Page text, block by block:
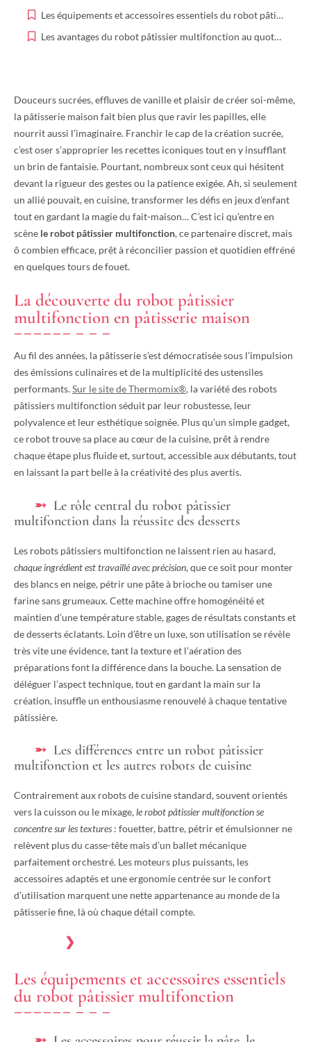
Les équipements et accessoires essentiels du robot pâtissier multifonction
Les avantages du robot pâtissier multifonction au quotidien
Douceurs sucrées, effluves de vanille et plaisir de créer soi-même,
la pâtisserie maison fait bien plus que ravir les papilles, elle
nourrit aussi l’imaginaire. Franchir le cap de la création sucrée,
c’est oser s’approprier les recettes iconiques tout en y insufflant
un brin de fantaisie. Pourtant, nombreux sont ceux qui hésitent
devant la rigueur des gestes ou la patience exigée. Ah, si seulement
un allié pouvait, en cuisine, transformer les défis en jeux d’enfant
tout en gardant la magie du fait-maison… C’est ici qu’entre en
scène le robot pâtissier multifonction, ce partenaire discret, mais
ô combien efficace, prêt à réconcilier passion et quotidien effréné
en quelques tours de fouet.
La découverte du robot pâtissier
multifonction en pâtisserie maison
Au fil des années, la pâtisserie s’est démocratisée sous l’impulsion
des émissions culinaires et de la multiplicité des ustensiles
performants.Sur le site de Thermomix®, la variété des robots
pâtissiers multifonction séduit par leur robustesse, leur
polyvalence et leur esthétique soignée. Plus qu’un simple gadget,
ce robot trouve sa place au cœur de la cuisine, prêt à rendre
chaque étape plus fluide et, surtout, accessible aux débutants, tout
en laissant la part belle à la créativité des plus avertis.
Le rôle central du robot pâtissier
multifonction dans la réussite des desserts
Les robots pâtissiers multifonction ne laissent rien au hasard,
chaque ingrédient est travaillé avec précision, que ce soit pour monter
des blancs en neige, pétrir une pâte à brioche ou tamiser une
farine sans grumeaux. Cette machine offre homogénéité et
maintien d’une température stable, gages de résultats constants et
de desserts éclatants. Loin d’être un luxe, son utilisation se révèle
très vite une évidence, tant la texture et l’aération des
préparations font la différence dans la bouche. La sensation de
déléguer l’aspect technique, tout en gardant la main sur la
création, insuffle un enthousiasme renouvelé à chaque tentative
pâtissière.
Les différences entre un robot pâtissier
multifonction et les autres robots de cuisine
Contrairement aux robots de cuisine standard, souvent orientés
vers la cuisson ou le mixage,le robot pâtissier multifonction se
concentre sur les textures : fouetter, battre, pétrir et émulsionner ne
relèvent plus du casse-tête mais d’un ballet mécanique
parfaitement orchestré. Les moteurs plus puissants, les
accessoires adaptés et une ergonomie centrée sur le confort
d’utilisation marquent une nette appartenance au monde de la
pâtisserie fine, là où chaque détail compte.
Les équipements et accessoires essentiels
du robot pâtissier multifonction